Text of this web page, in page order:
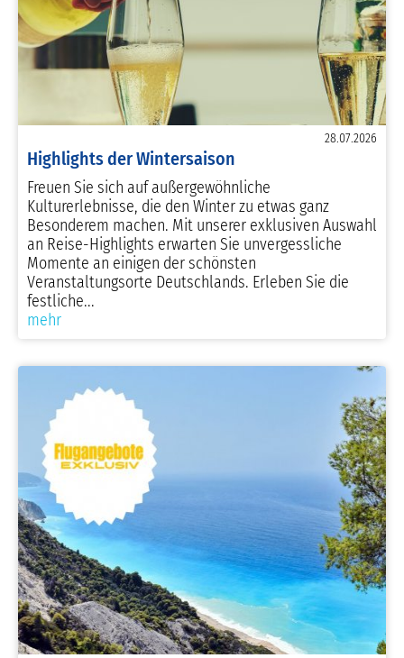
28.07.2026
Highlights der Wintersaison
Freuen Sie sich auf außergewöhnliche
Kulturerlebnisse, die den Winter zu etwas ganz
Besonderem machen. Mit unserer exklusiven Auswahl
an Reise-Highlights erwarten Sie unvergessliche
Momente an einigen der schönsten
Veranstaltungsorte Deutschlands. Erleben Sie die
festliche...
mehr